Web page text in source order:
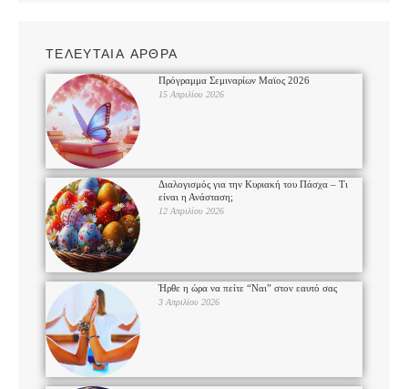
ΤΕΛΕΥΤΑΙΑ ΑΡΘΡΑ
Πρόγραμμα Σεμιναρίων Μαϊος 2026
15 Απριλίου 2026
Διαλογισμός για την Κυριακή του Πάσχα – Τι
είναι η Ανάσταση;
12 Απριλίου 2026
Ήρθε η ώρα να πείτε “Ναι” στον εαυτό σας
3 Απριλίου 2026